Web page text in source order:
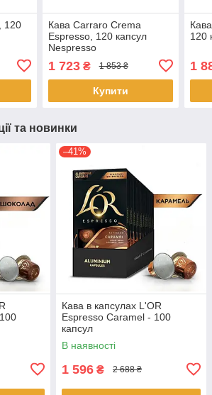
120
Кава Carraro Crema
Espresso, 120 капсул
Nespresso
1 723₴ 1 853 ₴
Купити
120
1
та новинки
–41%
Кава в капсулах L'OR
Espresso Caramel - 100
капсул
В наявності
1 596 ₴ 2 688 ₴